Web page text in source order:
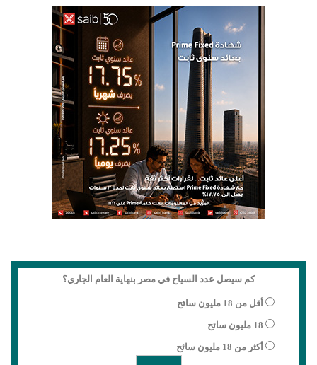
كم سيصل عدد السياح في مصر بنهاية العام الجاري؟
أقل من 18 مليون سائح
18 مليون سائح
أكثر من 18 مليون سائح